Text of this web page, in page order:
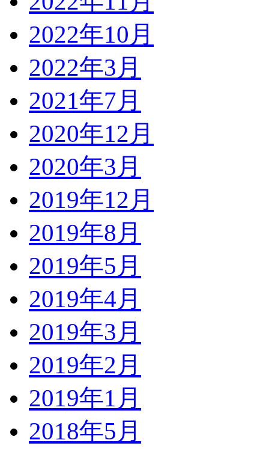
2022年10月
2022年3月
2021年7月
2020年12月
2020年3月
2019年12月
2019年8月
2019年5月
2019年4月
2019年3月
2019年2月
2019年1月
2018年5月